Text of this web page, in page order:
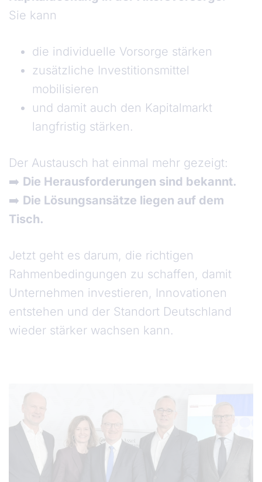
Sie kann
die individuelle Vorsorge stärken
zusätzliche Investitionsmittel
mobilisieren
und damit auch den Kapitalmarkt
langfristig stärken.
Der Austausch hat einmal mehr gezeigt:
➡️ Die Herausforderungen sind bekannt.
➡️ Die Lösungsansätze liegen auf dem
Tisch.
Jetzt geht es darum, die richtigen
Rahmenbedingungen zu schaffen, damit
Unternehmen investieren, Innovationen
entstehen und der Standort Deutschland
wieder stärker wachsen kann.